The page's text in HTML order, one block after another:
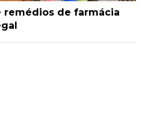
remédios de farmácia